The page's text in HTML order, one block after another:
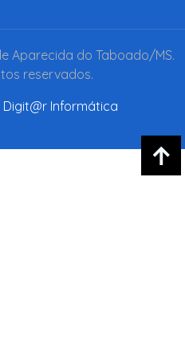
Aparecida do Taboado/MS.
reservados.
Digit@r Informática